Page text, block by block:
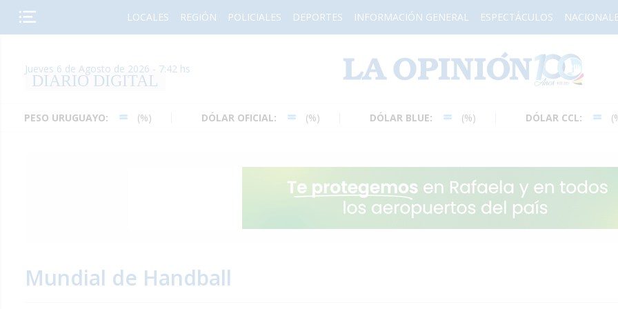
LOCALES REGIÓN POLICIALES DEPORTES INFORMACIÓN GENERAL ESPECTÁCULOS
Jueves 6 de Agosto de 2026 - 7:42 hs
DIARIO DIGITAL
(%) DÓLAR OFICIAL: (%) DÓLAR BLUE: (%) DÓLAR CCL: (%)
Mundial de Handball